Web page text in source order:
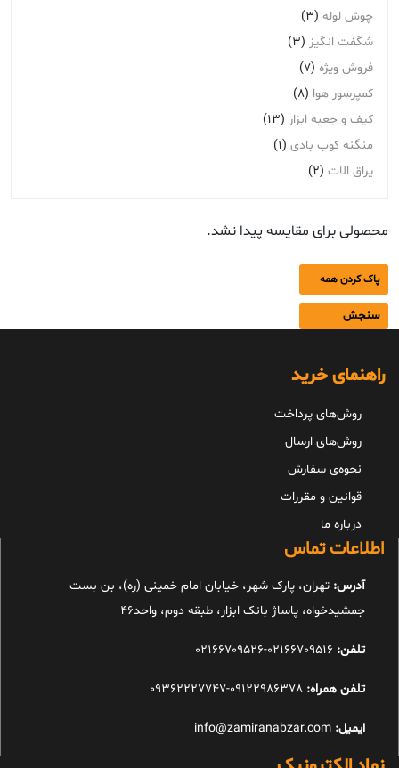
چوش لوله (3)
شگفت انگیز (3)
فروش ویژه (7)
کمپرسور هوا (8)
کیف و جعبه ابزار (13)
منگنه کوب بادی (1)
یراق الات (2)
محصولی برای مقایسه پیدا نشد.
پاک کردن همه
سنجش
راهنمای خرید
روش‌های پرداخت
روش‌های ارسال
نحوه‌ی سفارش
قوانین و مقررات
درباره ما
اطلاعات تماس
آدرس: تهران، پارک شهر، خیابان امام خمینی (ره)، بن بست
جمشیدخواه، پاساژ بانک ابزار، طبقه دوم، واحد46
تلفن:
تلفن همراه: 09122986378-09362227747
ایمیل: